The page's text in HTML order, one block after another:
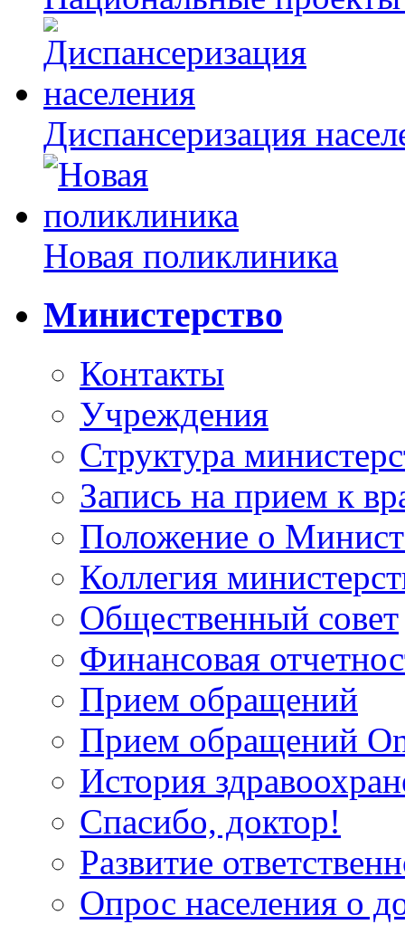
Диспансеризация
Новая поликлиника
Министерство
Контакты
Учреждения
Структура
Запись на прием к
Положение о
Коллегия
Общественный совет
Финансовая
Прием обращений
Прием обращений
История
Спасибо, доктор!
Развитие
Опрос населения о